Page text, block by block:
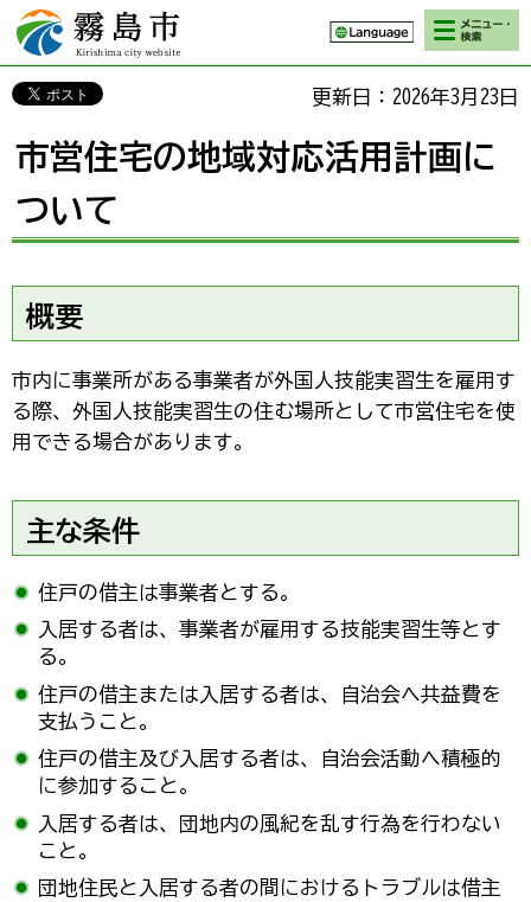
霧島市 Kirishima
city website
検索・メニ
ュー
更新日：2026年3月23日
市営住宅の地域対応活用計画に
ついて
概要
市内に事業所がある事業者が外国人技能実習生を雇用す
る際、外国人技能実習生の住む場所として市営住宅を使
用できる場合があります。
主な条件
住戸の借主は事業者とする。
入居する者は、事業者が雇用する技能実習生等とす
る。
住戸の借主または入居する者は、自治会へ共益費を
支払うこと。
住戸の借主及び入居する者は、自治会活動へ積極的
に参加すること。
入居する者は、団地内の風紀を乱す行為を行わない
こと。
団地住民と入居する者の間におけるトラブルは借主